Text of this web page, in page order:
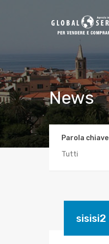
News
Parola chiave
sisisi2